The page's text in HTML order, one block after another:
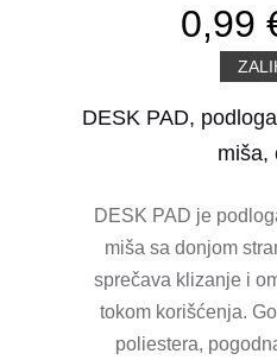
0,99
DESK PAD,
miša,
DESK PAD je
miša sa donjom
sprečava klizanje i
tokom korišćenja.
poliestera,